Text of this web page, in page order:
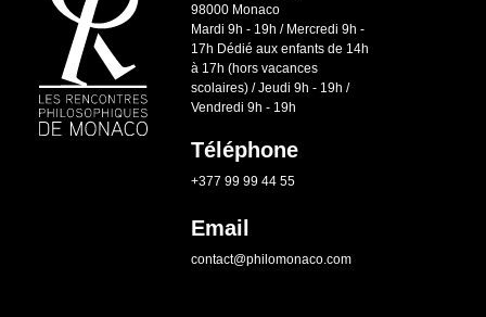
98000 Monaco
Mardi 9h - 19h / Mercredi 9h -
17h Dédié aux enfants de 14h
à 17h (hors vacances
scolaires) / Jeudi 9h - 19h /
Vendredi 9h - 19h
Téléphone
+377 99 99 44 55
Email
contact@philomonaco.com